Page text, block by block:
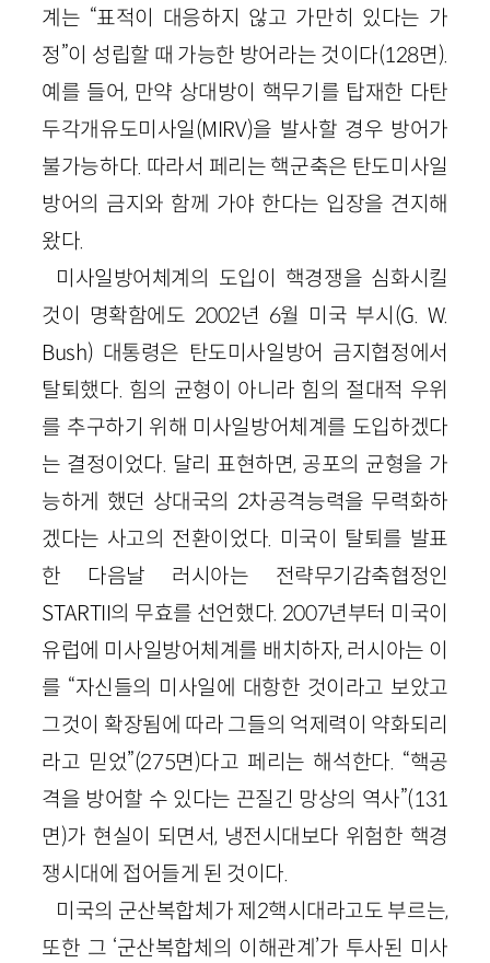
계는 “표적이 대응하지 않고 가만히 있다는 가
정”이 성립할 때 가능한 방어라는 것이다(128면).
예를 들어, 만약 상대방이 핵무기를 탑재한 다탄
두각개유도미사일(MIRV)을 발사할 경우 방어가
불가능하다. 따라서 페리는 핵군축은 탄도미사일
방어의 금지와 함께 가야 한다는 입장을 견지해
왔다.
미사일방어체계의 도입이 핵경쟁을 심화시킬
것이 명확함에도 2002년 6월 미국 부시(G. W.
Bush) 대통령은 탄도미사일방어 금지협정에서
탈퇴했다. 힘의 균형이 아니라 힘의 절대적 우위
를 추구하기 위해 미사일방어체계를 도입하겠다
는 결정이었다. 달리 표현하면, 공포의 균형을 가
능하게 했던 상대국의 2차공격능력을 무력화하
겠다는 사고의 전환이었다. 미국이 탈퇴를 발표
한 다음날 러시아는 전략무기감축협정인
STARTII의 무효를 선언했다. 2007년부터 미국이
유럽에 미사일방어체계를 배치하자, 러시아는 이
를 “자신들의 미사일에 대항한 것이라고 보았고
그것이 확장됨에 따라 그들의 억제력이 약화되리
라고 믿었”(275면)다고 페리는 해석한다. “핵공
격을 방어할 수 있다는 끈질긴 망상의 역사”(131
면)가 현실이 되면서, 냉전시대보다 위험한 핵경
쟁시대에 접어들게 된 것이다.
미국의 군산복합체가 제2핵시대라고도 부르는,
또한 그 ‘군산복합체의 이해관계’가 투사된 미사